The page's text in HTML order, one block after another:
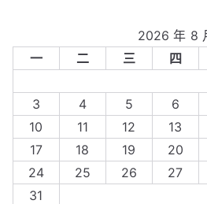
2026 年 8
一
二 三 四
3
4 5 6
10
11 12 13
17
18 19 20
24
25 26 27
31